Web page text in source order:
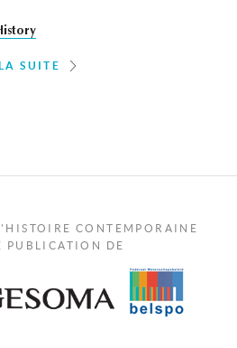
SUITE
CONTEMPORAINE
PUBLICATION DE